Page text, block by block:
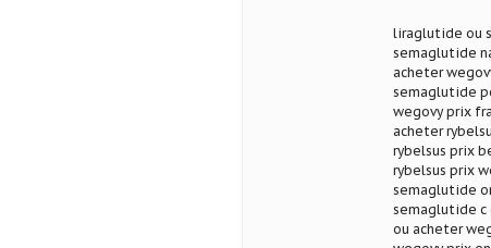
liraglutide ou
semaglutide
acheter
semaglutide
wegovy prix
acheter
rybelsus prix
rybelsus prix
semaglutide
semaglutide c
ou acheter